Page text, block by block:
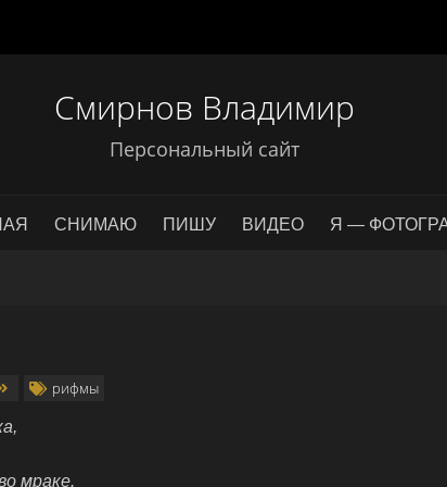
Смирнов Владимир
Персональный сайт
СНИМАЮ ПИШУ ВИДЕО Я —
рифмы
мраке.